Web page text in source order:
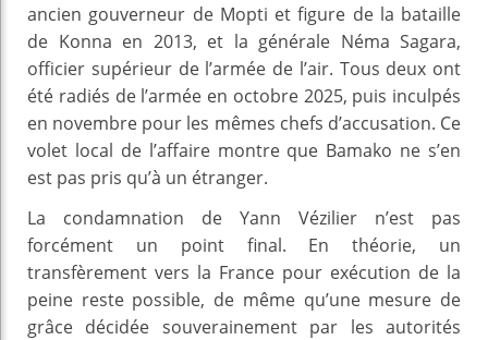
ancien gouverneur de Mopti et figure de la bataille
de Konna en 2013, et la générale Néma Sagara,
officier supérieur de l’armée de l’air. Tous deux ont
été radiés de l’armée en octobre 2025, puis inculpés
en novembre pour les mêmes chefs d’accusation. Ce
volet local de l’affaire montre que Bamako ne s’en
est pas pris qu’à un étranger.
La condamnation de Yann Vézilier n’est pas
forcément un point final. En théorie, un
transfèrement vers la France pour exécution de la
peine reste possible, de même qu’une mesure de
grâce décidée souverainement par les autorités